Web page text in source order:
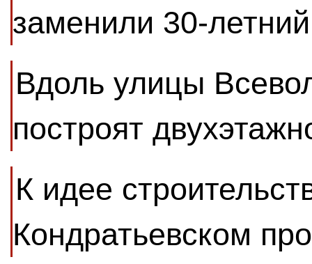
заменили 30-
Вдоль улицы
построят
К идее
Кондратьевском